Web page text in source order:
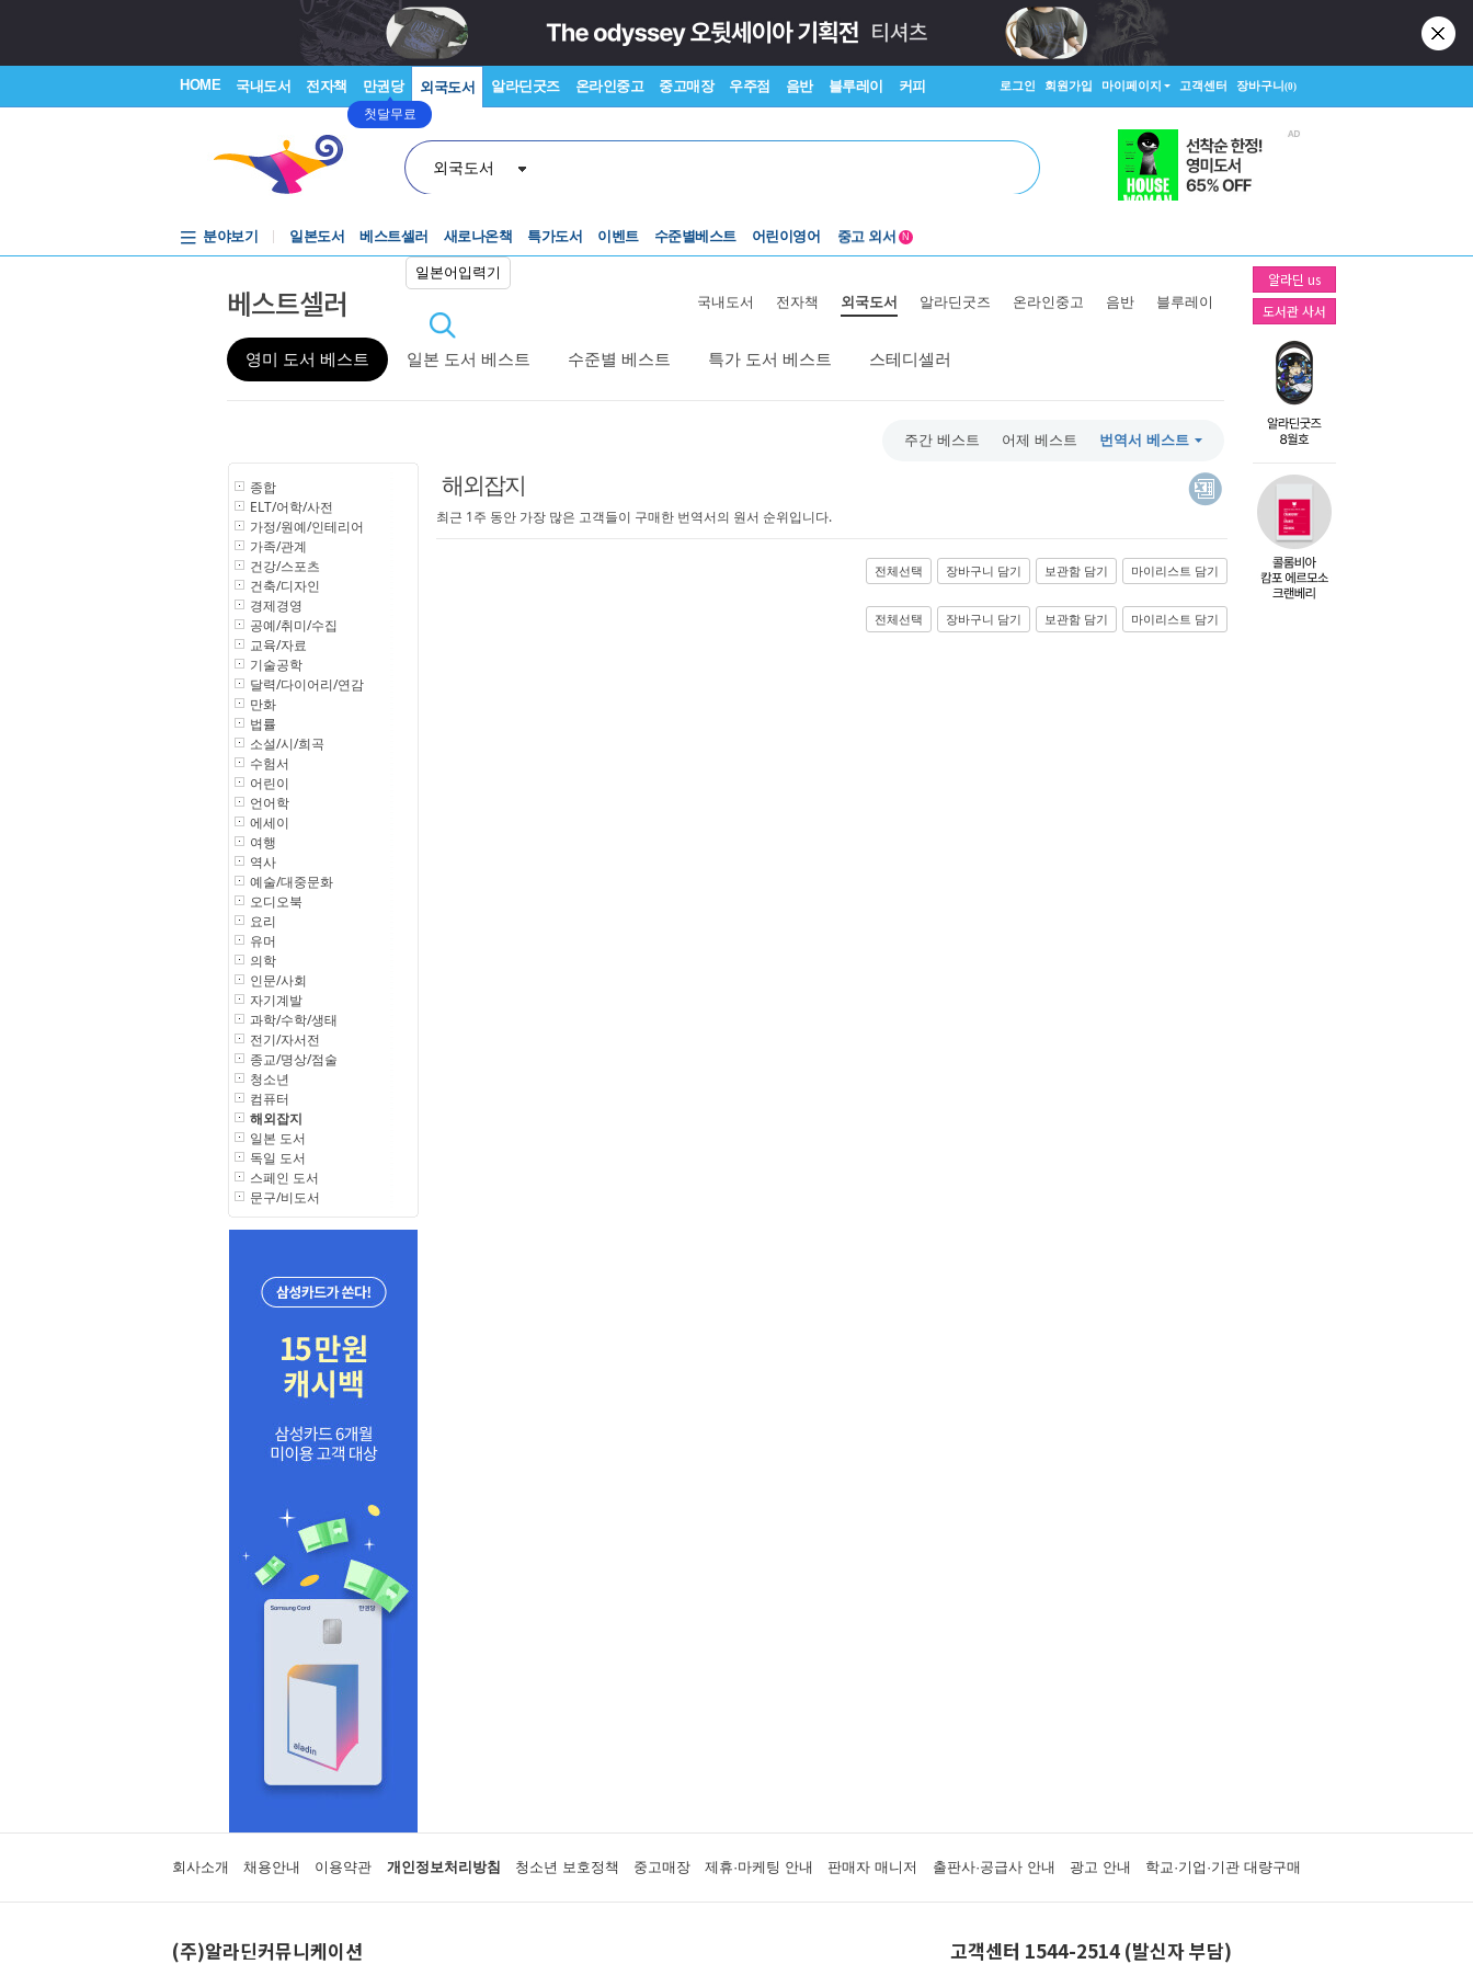
HOME 국내도서 전자책 만권당
첫달무료
외국도서 알라딘굿즈 온라인중고 중고매장 우주점 음반 블루레이 커피 로그인 회원가입 마이페이지 고객센터 장바구니(0)
외국도서
일본어입력기
분야보기 일본도서 베스트셀러 새로나온책 특가도서 이벤트
수준별베스트
어린이영어
중고 외서
중고 외서
N
알라딘 us
도서관 사서
베스트셀러 국내도서 전자책 외국도서 알라딘굿즈 온라인중고 음반 블루레이
영미 도서 베스트 일본 도서 베스트 수준별 베스트 특가 도서 베스트 스테디셀러
주간 베스트 어제 베스트 번역서 베스트
종합
ELT/어학/사전
가정/원예/인테리어
가족/관계
건강/스포츠
건축/디자인
경제경영
공예/취미/수집
교육/자료
기술공학
달력/다이어리/연감
만화
법률
소설/시/희곡
수험서
어린이
언어학
에세이
여행
역사
예술/대중문화
오디오북
요리
유머
의학
인문/사회
자기계발
과학/수학/생태
전기/자서전
종교/명상/점술
청소년
컴퓨터
해외잡지
일본 도서
독일 도서
스페인 도서
문구/비도서
해외잡지
최근 1주 동안 가장 많은 고객들이 구매한 번역서의 원서 순위입니다.
전체선택 장바구니 담기 보관함 담기 마이리스트 담기
전체선택 장바구니 담기 보관함 담기 마이리스트 담기
회사소개 채용안내 이용약관 개인정보처리방침 청소년 보호정책 중고매장 제휴·마케팅 안내 판매자 매니저 출판사·공급사 안내 광고 안내 학교·기업·기관 대량구매
(주)알라딘커뮤니케이션 고객센터 1544-2514 (발신자 부담)